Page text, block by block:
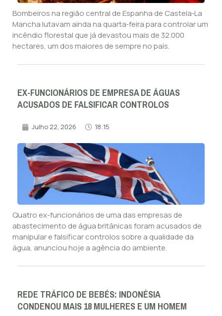
Bombeiros na região central de Espanha de Castela‑La
Mancha lutavam ainda na quarta‑feira para controlar um
incêndio florestal que já devastou mais de 32.000
hectares, um dos maiores de sempre no país.
EX-FUNCIONÁRIOS DE EMPRESA DE ÁGUAS
ACUSADOS DE FALSIFICAR CONTROLOS
Julho 22, 2026 18:15
Quatro ex-funcionários de uma das empresas de
abastecimento de água britânicas foram acusados de
manipular e falsificar controlos sobre a qualidade da
água, anunciou hoje a agência do ambiente.
REDE TRÁFICO DE BEBÉS: INDONÉSIA
CONDENOU MAIS 18 MULHERES E UM HOMEM